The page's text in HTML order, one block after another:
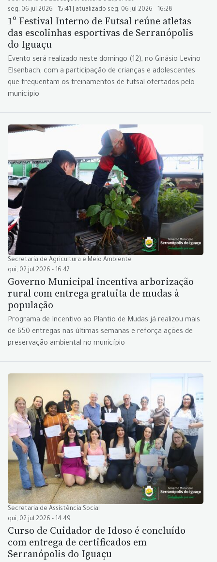
seg, 06 jul 2026 - 15:41 | atualizado seg, 06 jul 2026 - 16:28
1º Festival Interno de Futsal reúne atletas
das escolinhas esportivas de Serranópolis
do Iguaçu
Evento será realizado neste domingo (12), no Ginásio Levino
Elsenbach, com a participação de crianças e adolescentes
que frequentam os treinamentos de futsal ofertados pelo
município
Secretaria de Agricultura e Meio Ambiente
qui, 02 jul 2026 - 16:47
Governo Municipal incentiva arborização
rural com entrega gratuita de mudas à
população
Programa de Incentivo ao Plantio de Mudas já realizou mais
de 650 entregas nas últimas semanas e reforça ações de
preservação ambiental no município
Secretaria de Assistência Social
qui, 02 jul 2026 - 14:49
Curso de Cuidador de Idoso é concluído
com entrega de certificados em
Serranópolis do Iguaçu